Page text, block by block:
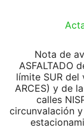
Nota de
ASFALTADO
límite SUR del
ARCES) y de
calles
circunvalación